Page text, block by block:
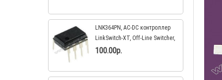
LNK364PN, AC-DC контроллер
LinkSwitch-XT, Off-Line Switcher,
9Вт/230VAC [DIP 7 ]
100.00р.